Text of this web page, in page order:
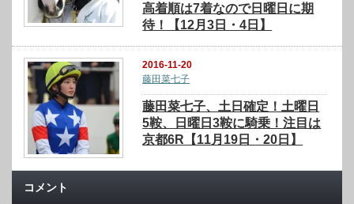
高着順は7着なので日曜日に期
待！【12月3日・4日】
2016-11-20
藤田菜七子
藤田菜七子、土日確定！土曜日
5鞍、日曜日3鞍に騎乗！注目は
京都6R【11月19日・20日】
コメント